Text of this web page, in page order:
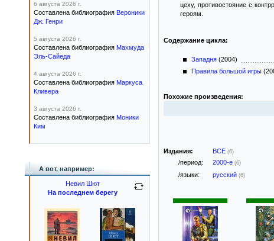
цеху, противостояние с
героям.
Содержание цикла:
Западня (2004)
Правила большой игры
Похожие произведения:
Издания: ВСЕ (6)
/период: 2000-е (6)
/языки: русский (6)
6 августа 2026 г.
Составлена библиография Вероники
Дж. Генри
5 августа 2026 г.
Составлена библиография Махмуда
Эль-Сайеда
4 августа 2026 г.
Составлена библиография Маркуса
Кливера
3 августа 2026 г.
Составлена библиография Моники
Ким
А вот, например:
Невил Шют
На последнем берегу